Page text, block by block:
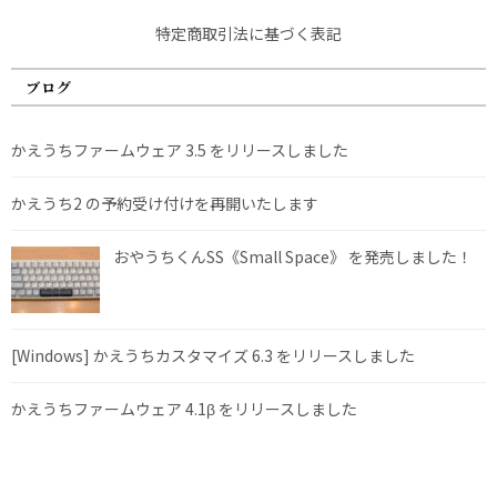
特定商取引法に基づく表記
ブログ
かえうちファームウェア 3.5 をリリースしました
かえうち2 の予約受け付けを再開いたします
おやうちくんSS《Small Space》 を発売しました！
[Windows] かえうちカスタマイズ 6.3 をリリースしました
かえうちファームウェア 4.1β をリリースしました